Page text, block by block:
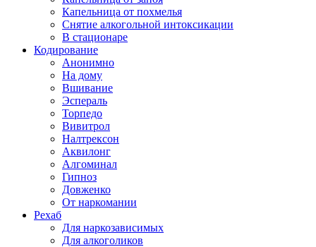
Капельница от похмелья
Снятие алкогольной интоксикации
В стационаре
Кодирование
Анонимно
На дому
Вшивание
Эспераль
Торпедо
Вивитрол
Налтрексон
Аквилонг
Алгоминал
Гипноз
Довженко
От наркомании
Рехаб
Для наркозависимых
Для алкоголиков